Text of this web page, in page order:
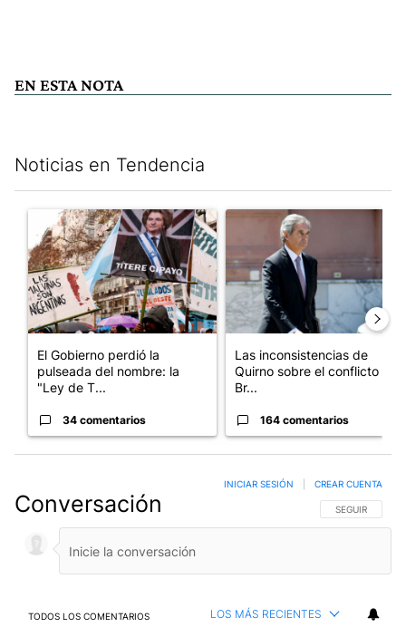
EN ESTA NOTA
Noticias en Tendencia
Un artículo de tendencia con el título "El Gobierno perdió la
El Gobierno perdió la
pulseada del nombre: la
"Ley de T...
34 comentarios
Un artículo de tendencia con
Las inconsistencias de
Quirno sobre el conflicto con
Br...
164 comentarios
Conversación SIGA ESTA
SEGUIR
INICIAR SESIÓN CREAR CUENTA
TODOS LOS COMENTARIOS LOS MÁS RECIENTES